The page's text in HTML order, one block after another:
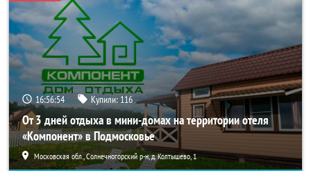
16:56:52 Купили: 116
От 3 дней отдыха в мини-домах на территории отеля
«Компонент» в Подмосковье
Московская обл., Солнечногорский р-н, д. Колтышево, 1